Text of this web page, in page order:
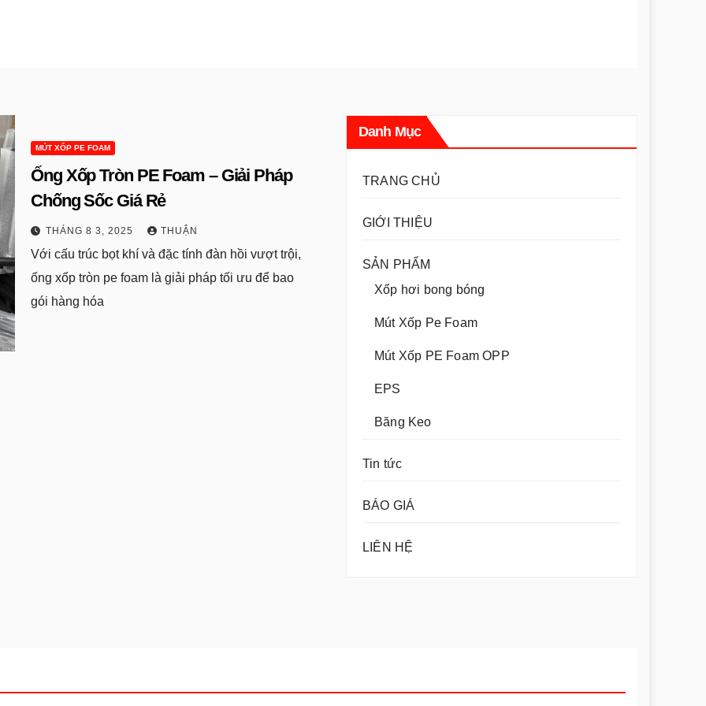
MÚT XỐP PE FOAM
Ống Xốp Tròn PE Foam – Giải Pháp
Chống Sốc Giá Rẻ
THÁNG 8 3, 2025 THUẬN
Với cấu trúc bọt khí và đặc tính đàn hồi vượt trội,
ống xốp tròn pe foam là giải pháp tối ưu để bao
gói hàng hóa
Danh Mục
TRANG CHỦ
GIỚI THIỆU
SẢN PHẨM
Xốp hơi bong bóng
Mút Xốp Pe Foam
Mút Xốp PE Foam OPP
EPS
Băng Keo
Tin tức
BÁO GIÁ
LIÊN HỆ